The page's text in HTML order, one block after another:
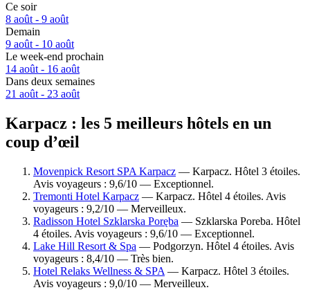
Ce soir
8 août - 9 août
Demain
9 août - 10 août
Le week-end prochain
14 août - 16 août
Dans deux semaines
21 août - 23 août
Karpacz : les 5 meilleurs hôtels en un
coup d’œil
Movenpick Resort SPA Karpacz — Karpacz. Hôtel 3 étoiles.
Avis voyageurs : 9,6/10 — Exceptionnel.
Tremonti Hotel Karpacz — Karpacz. Hôtel 4 étoiles. Avis
voyageurs : 9,2/10 — Merveilleux.
Radisson Hotel Szklarska Poręba — Szklarska Poreba. Hôtel
4 étoiles. Avis voyageurs : 9,6/10 — Exceptionnel.
Lake Hill Resort & Spa — Podgorzyn. Hôtel 4 étoiles. Avis
voyageurs : 8,4/10 — Très bien.
Hotel Relaks Wellness & SPA — Karpacz. Hôtel 3 étoiles.
Avis voyageurs : 9,0/10 — Merveilleux.